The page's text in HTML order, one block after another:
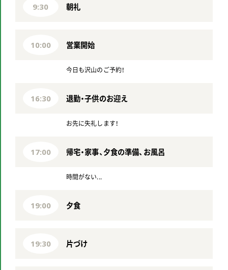
9:30 朝礼
10:00 営業開始
今日も沢山のご予約！
16:30 退勤・子供のお迎え
お先に失礼します！
17:00 帰宅・家事、夕食の準備、お風呂
時間がない...
19:00 夕食
19:30 片づけ